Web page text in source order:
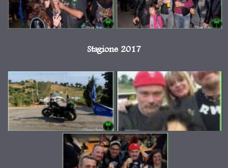
Stagione 2017